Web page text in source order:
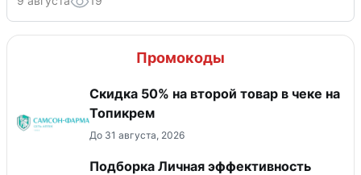
Промокоды
Скидка 50% на второй товар в чеке на
Топикрем
До 31 августа, 2026
Подборка Личная эффективность